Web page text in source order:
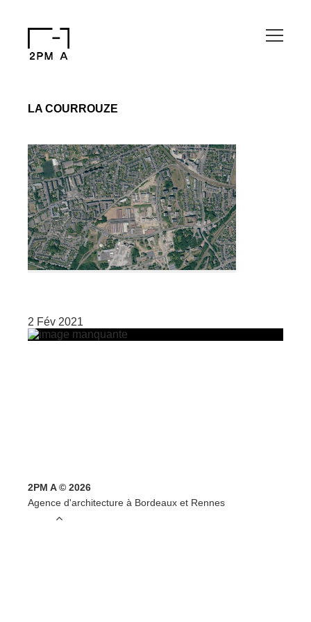
LA COURROUZE
2 Fév 2021
2PM A © 2026
Agence d'architecture à Bordeaux et Rennes
